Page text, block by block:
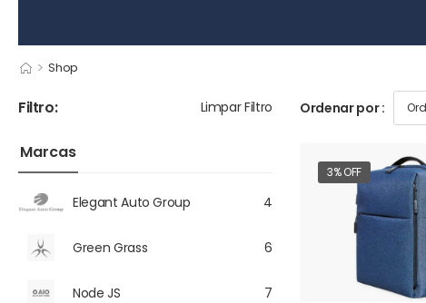
> Shop
Filtro: Limpar Filtro
Marcas
Elegant Auto Group 4
Green Grass 6
Node JS 7
Ordenar por :
3% OFF